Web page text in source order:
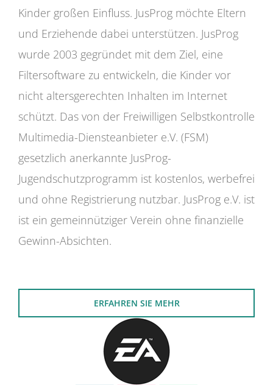
Kinder großen Einfluss. JusProg möchte Eltern
und Erziehende dabei unterstützen. JusProg
wurde 2003 gegründet mit dem Ziel, eine
Filtersoftware zu entwickeln, die Kinder vor
nicht altersgerechten Inhalten im Internet
schützt. Das von der Freiwilligen Selbstkontrolle
Multimedia-Diensteanbieter e.V. (FSM)
gesetzlich anerkannte JusProg-
Jugendschutzprogramm ist kostenlos, werbefrei
und ohne Registrierung nutzbar. JusProg e.V. ist
ist ein gemeinnütziger Verein ohne finanzielle
Gewinn-Absichten.
ERFAHREN SIE MEHR